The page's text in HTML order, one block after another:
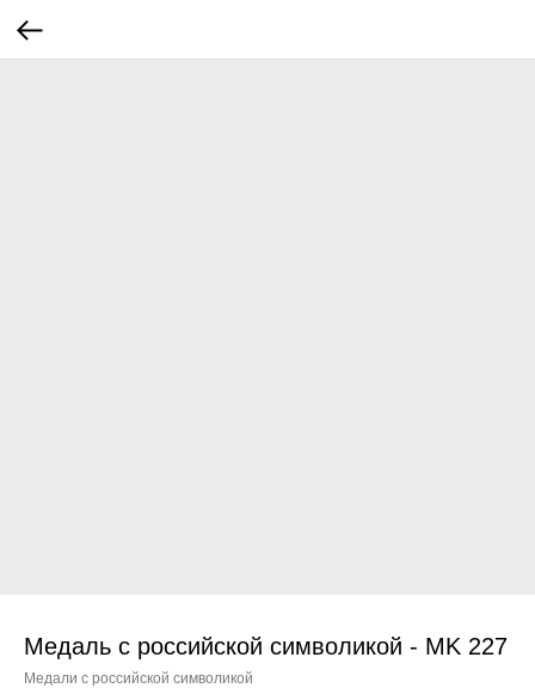
Медаль с российской символикой - MK 227
Медали с российской символикой